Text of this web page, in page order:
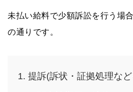
未払い給料で少額訴訟を行う場
の通りです。
提訴(訴状・証拠処理な